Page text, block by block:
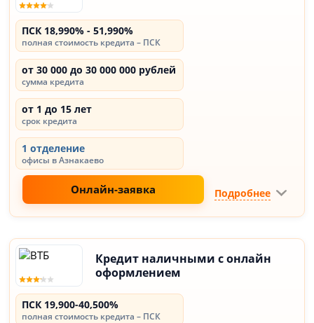
ПСК 18,990% - 51,990%
полная стоимость кредита – ПСК
от 30 000 до 30 000 000 рублей
сумма кредита
от 1 до 15 лет
срок кредита
1 отделение
офисы в Азнакаево
Онлайн-заявка Подробнее
Кредит наличными с онлайн
оформлением
ПСК 19,900-40,500%
полная стоимость кредита – ПСК